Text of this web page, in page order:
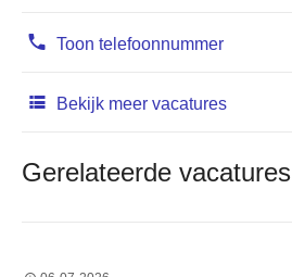
Toon telefoonnummer
Bekijk meer vacatures
Gerelateerde vacatures